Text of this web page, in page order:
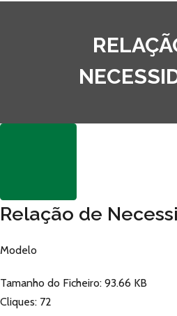
Relação de
Modelo
Tamanho do Ficheiro: 93.66 KB
Cliques: 72